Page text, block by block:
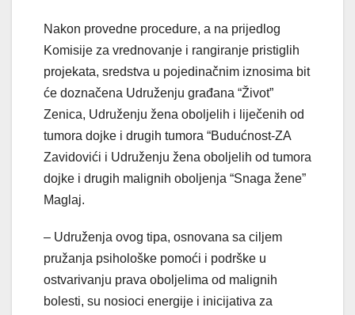
Nakon provedne procedure, a na prijedlog
Komisije za vrednovanje i rangiranje pristiglih
projekata, sredstva u pojedinačnim iznosima bit
će doznačena Udruženju građana “Život”
Zenica, Udruženju žena oboljelih i liječenih od
tumora dojke i drugih tumora “Budućnost-ZA
Zavidovići i Udruženju žena oboljelih od tumora
dojke i drugih malignih oboljenja “Snaga žene”
Maglaj.
– Udruženja ovog tipa, osnovana sa ciljem
pružanja psihološke pomoći i podrške u
ostvarivanju prava oboljelima od malignih
bolesti, su nosioci energije i inicijativa za